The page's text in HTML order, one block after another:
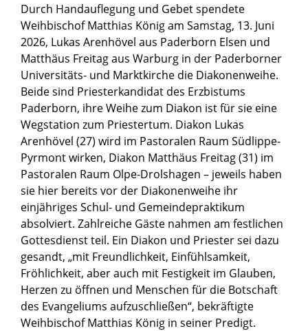
Durch Handauflegung und Gebet spendete
Weihbischof Matthias König am Samstag, 13. Juni
2026, Lukas Arenhövel aus Paderborn Elsen und
Matthäus Freitag aus Warburg in der Paderborner
Universitäts- und Marktkirche die Diakonenweihe.
Beide sind Priesterkandidat des Erzbistums
Paderborn, ihre Weihe zum Diakon ist für sie eine
Wegstation zum Priestertum. Diakon Lukas
Arenhövel (27) wird im Pastoralen Raum Südlippe-
Pyrmont wirken, Diakon Matthäus Freitag (31) im
Pastoralen Raum Olpe-Drolshagen – jeweils haben
sie hier bereits vor der Diakonenweihe ihr
einjähriges Schul- und Gemeindepraktikum
absolviert. Zahlreiche Gäste nahmen am festlichen
Gottesdienst teil. Ein Diakon und Priester sei dazu
gesandt, „mit Freundlichkeit, Einfühlsamkeit,
Fröhlichkeit, aber auch mit Festigkeit im Glauben,
Herzen zu öffnen und Menschen für die Botschaft
des Evangeliums aufzuschließen“, bekräftigte
Weihbischof Matthias König in seiner Predigt.